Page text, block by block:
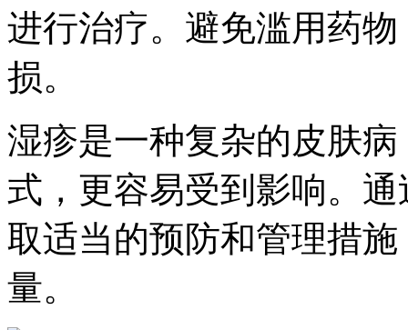
进行治疗。避免滥用药
损。
湿疹是一种复杂的皮肤
式，更容易受到影响。
取适当的预防和管理措
量。